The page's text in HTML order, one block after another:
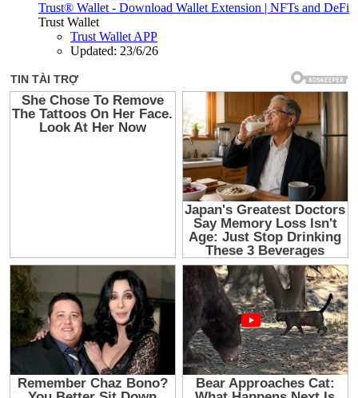
Trust® Wallet - Download Wallet Extension | NFTs and DeFi
Trust Wallet
Trust Wallet APP
Updated: 23/6/26